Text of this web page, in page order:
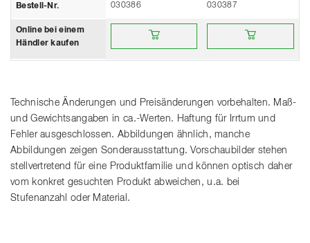
Bestell-Nr. 030386 030387
Online bei einem
Händler kaufen
Online bei einem Händler kaufenOnline bei einem
Technische Änderungen und Preisänderungen vorbehalten. Maß-
und Gewichtsangaben in ca.-Werten. Haftung für Irrtum und
Fehler ausgeschlossen. Abbildungen ähnlich, manche
Abbildungen zeigen Sonderausstattung. Vorschaubilder stehen
stellvertretend für eine Produktfamilie und können optisch daher
vom konkret gesuchten Produkt abweichen, u.a. bei
Stufenanzahl oder Material.